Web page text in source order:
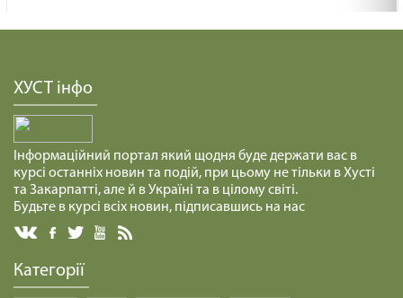
ХУСТ інфо
Інформаційний портал який щодня буде держати вас в
курсі останніх новин та подій, при цьому не тільки в Хусті
та Закарпатті, але й в Україні та в цілому світі.
Будьте в курсі всіх новин, підписавшись на нас
Категорії